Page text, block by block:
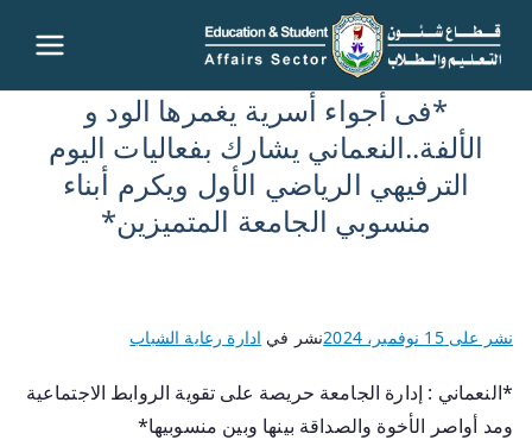
قطاع
شئون
التعليم
والطلاب
– جامعة
سوهاج
*فى أجواء أسرية يغمرها الود و
الألفة..النعماني يشارك بفعاليات اليوم
الترفيهي الرياضي الأول ويكرم أبناء
منسوبي الجامعة المتميزين*
نشر على15 نوفمبر، 2024 نشر في ادارة رعاية الشباب
*النعماني : إدارة الجامعة حريصة على تقوية الروابط الاجتماعية
ومد أواصر الأخوة والصداقة بينها وبين منسوبيها*